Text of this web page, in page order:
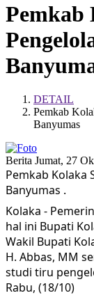
Pemkab
DETAIL
Pemkab
Banyumas
Berita Jumat, 27
Pemkab Kolaka
Banyumas .
Kolaka -
hal ini Bupati
Wakil Bupati
H. Abbas, MM
studi tiru
Rabu, (18/10)